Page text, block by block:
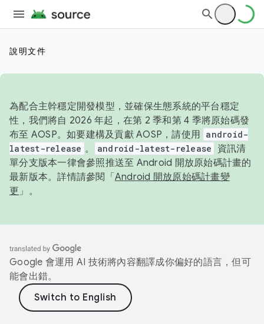
說明文件
為配合主幹穩定開發模型，並確保生態系統的平台穩定
性，我們將自 2026 年起，在第 2 季和第 4 季將原始碼發
布至 AOSP。如要建構及貢獻 AOSP，請使用 android-
latest-release 。 android-latest-release
資訊清
單分支版本一律會參照推送至 Android 開放原始碼計畫的
最新版本。詳情請參閱「 Android 開放原始碼計畫變
更 」。
Google 會運用 AI 技術將內容翻譯成你偏好的語言，但可
能會出錯。